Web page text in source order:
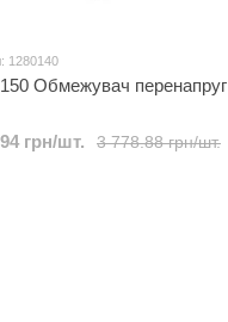
1280140
Обмежувач перенапруг
3 778.88 грн/шт.
грн/шт.